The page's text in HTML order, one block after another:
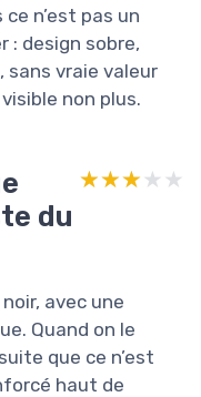
n’est pas un
: design sobre,
sans vraie valeur
non plus.
du
★★★★★
★★★★★
avec une
Quand on le
que ce n’est
haut de